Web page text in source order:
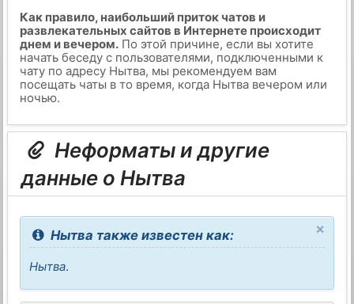
Как правило, наибольший приток чатов и
развлекательных сайтов в Интернете происходит
днем и вечером.По этой причине, если вы хотите
начать беседу с пользователями, подключенными к
чату по адресу Нытва, мы рекомендуем вам
посещать чаты в то время, когда Нытва вечером или
ночью.
Неформаты и другие
данные о Нытва
×
Нытва также известен как:
Нытва.